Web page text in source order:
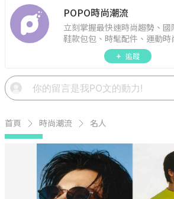
POPO時尚潮流
立刻掌握最快速時尚趨勢、國
鞋款包包、時髦配件、運動
追蹤
首頁 時尚潮流 名人